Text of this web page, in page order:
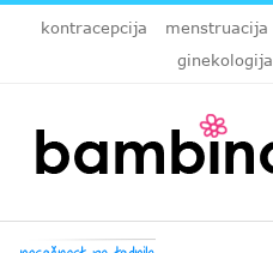
kontracepcija menstruacija
ginekologija